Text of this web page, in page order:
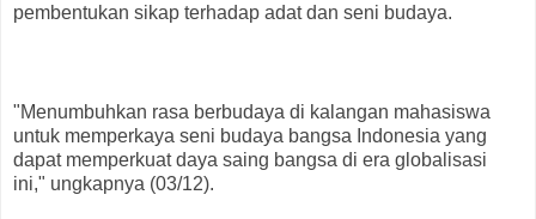
pembentukan sikap terhadap adat dan seni budaya.
"Menumbuhkan rasa berbudaya di kalangan mahasiswa
untuk memperkaya seni budaya bangsa Indonesia yang
dapat memperkuat daya saing bangsa di era globalisasi
ini," ungkapnya (03/12).